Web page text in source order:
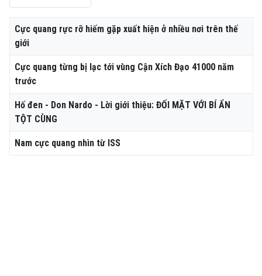
Tiêu đề
Cực quang rực rỡ hiếm gặp xuất hiện ở nhiều nơi trên thế
giới
Cực quang từng bị lạc tới vùng Cận Xích Đạo 41000 năm
trước
Hố đen - Don Nardo - Lời giới thiệu: ĐỐI MẶT VỚI BÍ ẨN
TỘT CÙNG
Nam cực quang nhìn từ ISS